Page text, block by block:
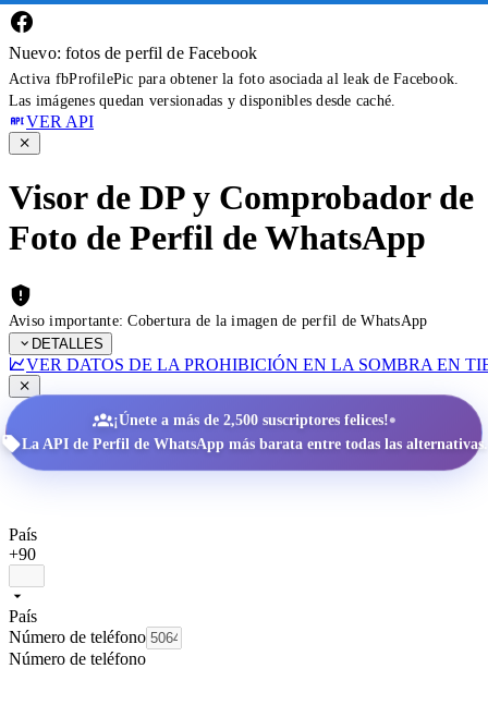
Nuevo: fotos de perfil de Facebook
Activa fbProfilePic para obtener la foto asociada al leak de Facebook.
Las imágenes quedan versionadas y disponibles desde caché.
VER API
Visor de DP y Comprobador de
Foto de Perfil de WhatsApp
Aviso importante: Cobertura de la imagen de perfil de WhatsApp
DETALLES
VER DATOS DE LA PROHIBICIÓN EN LA SOMBRA EN
¡Únete a más de 2,500 suscriptores felices!•
La API de Perfil de WhatsApp más barata entre todas las alternativas.
País
+90
País
Número de teléfono
Número de teléfono